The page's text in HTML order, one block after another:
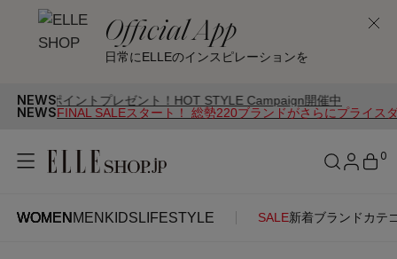
Official App
日常にELLEのインスピレーションを
NEWS
イントプレゼント！HOT STYLE Campaign開催中
NEWSFINAL SALEスタート！ 総勢220ブランドがさらにプライス
WOMEN MEN KIDS LIFESTYLE SALE新着ブランド カテ
0
WOMENMENKIDSLIFESTYLE